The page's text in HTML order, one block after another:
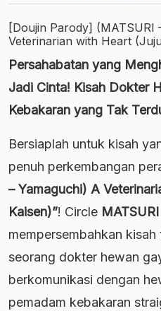
[Doujin Parody] (MATSURI
Veterinarian with Heart
Persahabatan yang
Jadi Cinta! Kisah Dokter
Kebakaran yang Tak
Bersiaplah untuk kisah
penuh perkembangan
– Yamaguchi) A
Kaisen)”! Circle MATSURI
mempersembahkan kisah
seorang dokter hewan
berkomunikasi dengan
pemadam kebakaran